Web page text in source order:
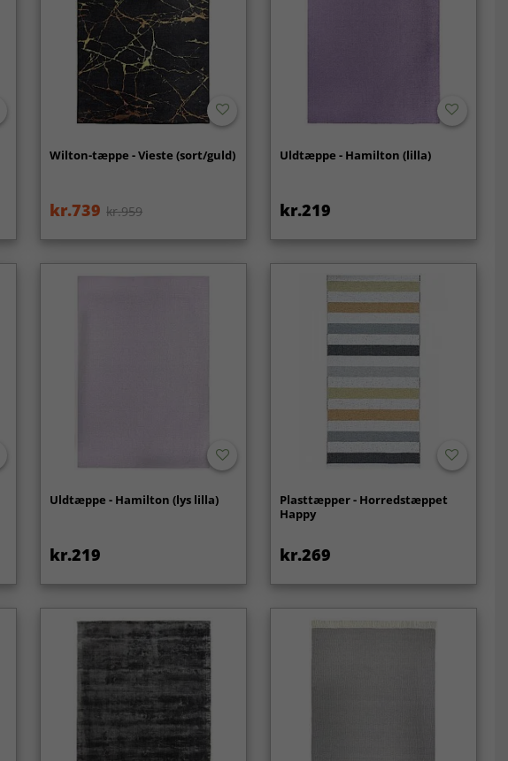
Wilton-tæppe - Vieste (sort/guld)
kr.739 kr.959
Uldtæppe - Hamilton (lilla)
kr.219
Uldtæppe - Hamilton (lys lilla)
kr.219
Plasttæpper - Horredstæppet
Happy
kr.269